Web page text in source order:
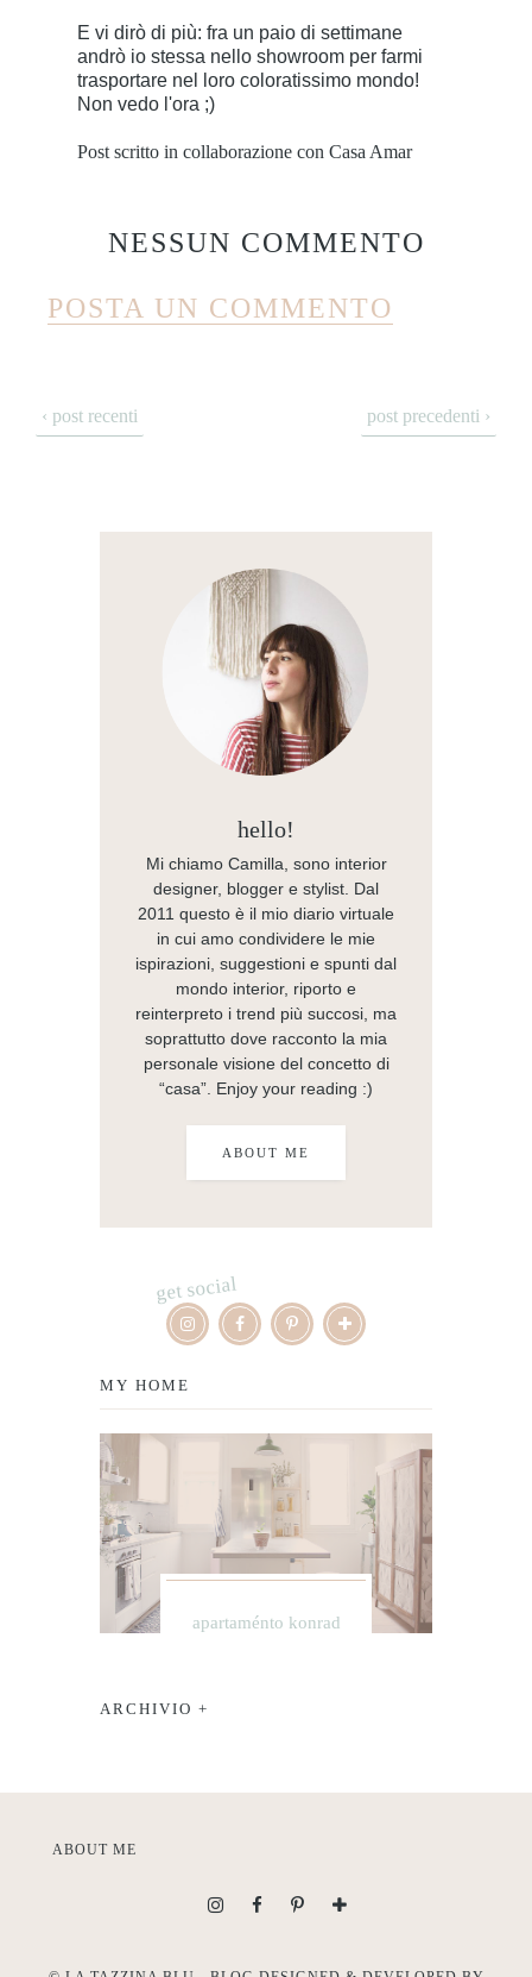
E vi dirò di più: fra un paio di settimane
andrò io stessa nello showroom per farmi
trasportare nel loro coloratissimo mondo!
Non vedo l'ora ;)
Post scritto in collaborazione con Casa Amar
NESSUN COMMENTO
POSTA UN COMMENTO
‹ post recenti post precedenti ›
hello!
Mi chiamo Camilla, sono interior
designer, blogger e stylist. Dal
2011 questo è il mio diario virtuale
in cui amo condividere le mie
ispirazioni, suggestioni e spunti dal
mondo interior, riporto e
reinterpreto i trend più succosi, ma
soprattutto dove racconto la mia
personale visione del concetto di
“casa”. Enjoy your reading :)
ABOUT ME
get social
MY HOME
apartaménto konrad
ARCHIVIO +
ABOUT ME